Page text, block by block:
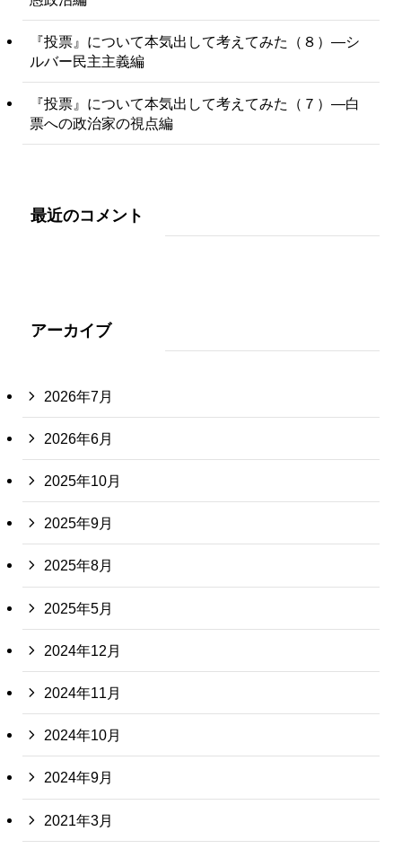
『投票』について本気出して考えてみた（８）―シ
ルバー民主主義編
『投票』について本気出して考えてみた（７）―白
票への政治家の視点編
最近のコメント
アーカイブ
2026年7月
2026年6月
2025年10月
2025年9月
2025年8月
2025年5月
2024年12月
2024年11月
2024年10月
2024年9月
2021年3月